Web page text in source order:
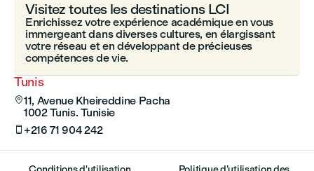
Tunis
11, Avenue Kheireddine Pacha
1002 Tunis. Tunisie
 +216 71 904 242
Visitez toutes les destinations LCI
Enrichissez votre expérience académique en vous
immergeant dans diverses cultures, en élargissant
votre réseau et en développant de précieuses
compétences de vie.